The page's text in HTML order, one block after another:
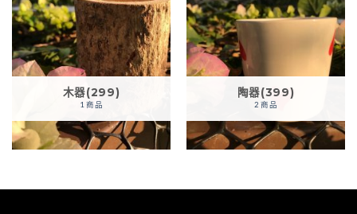
木器(299)
1 商品
陶器(399)
2 商品